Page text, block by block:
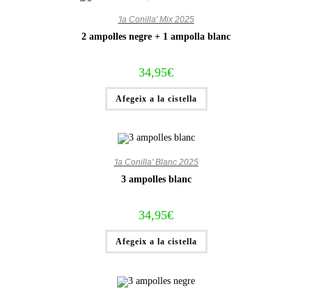
'la Conilla' Mix 2025
2 ampolles negre + 1 ampolla blanc
34,95€
Afegeix a la cistella
'la Conilla' Blanc 2025
3 ampolles blanc
34,95€
Afegeix a la cistella